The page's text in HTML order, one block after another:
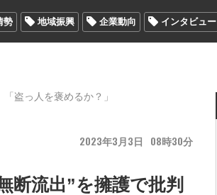
勢 地域振興 企業動向 インタビュー
盗っ人を褒めるか？」
2023 3 3 08 30
断流出”を擁護で批判